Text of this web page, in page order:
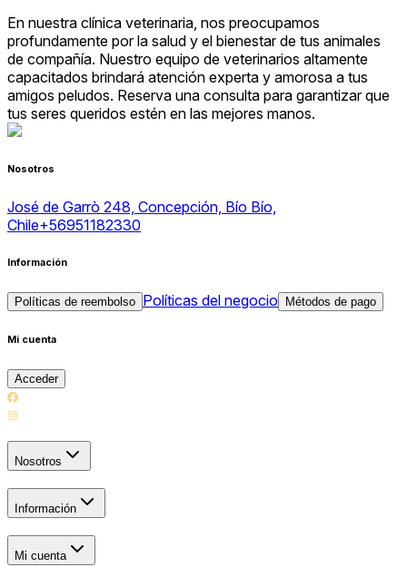
En nuestra clínica veterinaria, nos preocupamos
profundamente por la salud y el bienestar de tus animales
de compañía. Nuestro equipo de veterinarios altamente
capacitados brindará atención experta y amorosa a tus
amigos peludos. Reserva una consulta para garantizar que
tus seres queridos estén en las mejores manos.
Nosotros
José de Garrò 248, Concepción, Bío Bío,
Chile+56951182330
Información
Políticas de reembolso Políticas del negocio Métodos de pago
Mi cuenta
Acceder
Nosotros
Información
Mi cuenta